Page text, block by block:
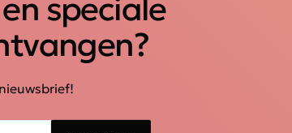
speciale